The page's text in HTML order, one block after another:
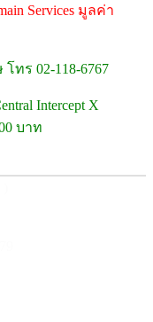
Services มูลค่า
โทร 02-118-6767
Intercept X
บาท